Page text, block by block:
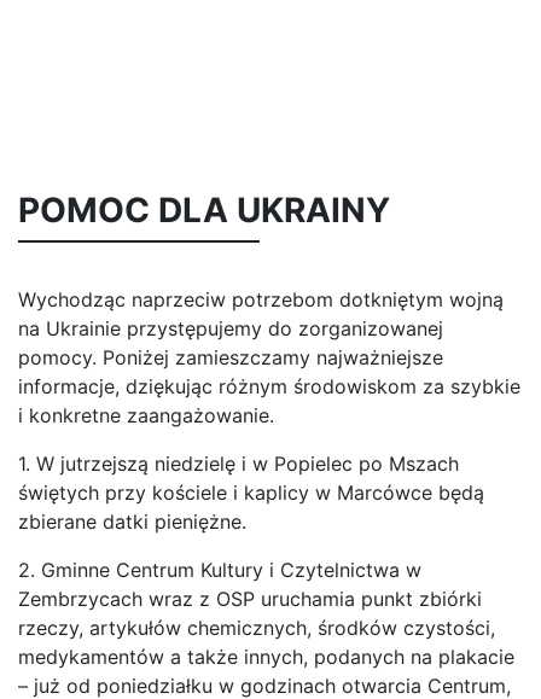
POMOC DLA UKRAINY
Wychodząc naprzeciw potrzebom dotkniętym wojną
na Ukrainie przystępujemy do zorganizowanej
pomocy. Poniżej zamieszczamy najważniejsze
informacje, dziękując różnym środowiskom za szybkie
i konkretne zaangażowanie.
1. W jutrzejszą niedzielę i w Popielec po Mszach
świętych przy kościele i kaplicy w Marcówce będą
zbierane datki pieniężne.
2. Gminne Centrum Kultury i Czytelnictwa w
Zembrzycach wraz z OSP uruchamia punkt zbiórki
rzeczy, artykułów chemicznych, środków czystości,
medykamentów a także innych, podanych na plakacie
– już od poniedziałku w godzinach otwarcia Centrum,